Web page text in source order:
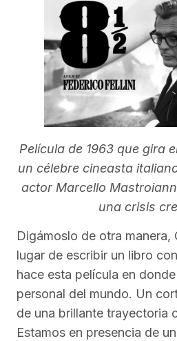
Película de 1963 que gira
un célebre cineasta
actor Marcello
una crisis
Digámoslo de otra manera,
lugar de escribir un libro
hace esta película en
personal del mundo. Un
de una brillante trayectoria
Estamos en presencia de